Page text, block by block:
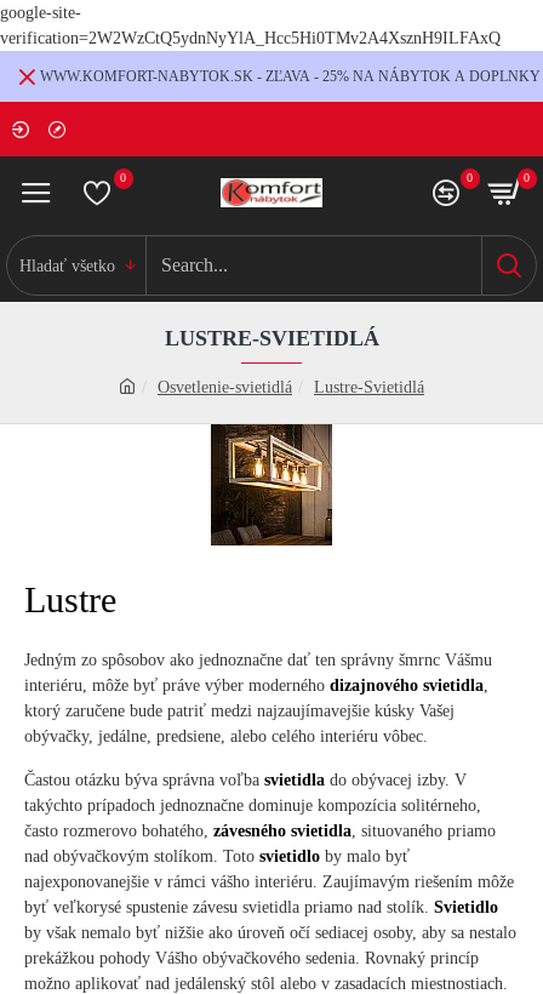
google-site-
verification=2W2WzCtQ5ydnNyYlA_Hcc5Hi0TMv2A4XsznH9ILFAxQ
WWW.KOMFORT-NABYTOK.SK - ZĽAVA - 25% NA NÁBYTOK A DOPLNKY
0 0 0
Hladať všetko
Osvetlenie-svietidlá Lustre-Svietidlá
LUSTRE-SVIETIDLÁ
Lustre
Jedným zo spôsobov ako jednoznačne dať ten správny šmrnc Vášmu
interiéru, môže byť práve výber moderného dizajnového svietidla,
ktorý zaručene bude patriť medzi najzaujímavejšie kúsky Vašej
obývačky, jedálne, predsiene, alebo celého interiéru vôbec.
Častou otázku býva správna voľba svietidla do obývacej izby. V
takýchto prípadoch jednoznačne dominuje kompozícia solitérneho,
často rozmerovo bohatého, závesného svietidla, situovaného priamo
nad obývačkovým stolíkom. Toto svietidlo by malo byť
najexponovanejšie v rámci vášho interiéru. Zaujímavým riešením môže
byť veľkorysé spustenie závesu svietidla priamo nad stolík. Svietidlo
by však nemalo byť nižšie ako úroveň očí sediacej osoby, aby sa nestalo
prekážkou pohody Vášho obývačkového sedenia. Rovnaký princíp
možno aplikovať nad jedálenský stôl alebo v zasadacích miestnostiach.